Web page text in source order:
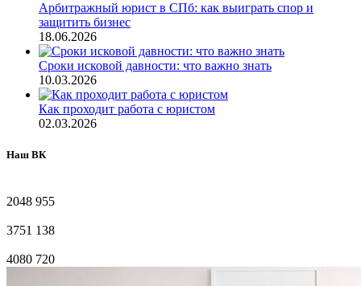
Арбитражный юрист в СПб: как выиграть спор и
защитить бизнес
18.06.2026
Сроки исковой давности: что важно знать
10.03.2026
Как проходит работа с юристом
02.03.2026
Наш ВК
2048 955
3751 138
4080 720